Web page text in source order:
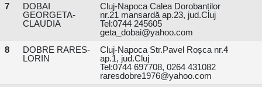
7
DOBAI
GEORGETA-
CLAUDIA
Cluj-Napoca Calea Dorobanților
nr.21 mansardă ap.23, jud.Cluj
Tel:0744 245605
geta_dobai@yahoo.com
8
DOBRE RARES-
LORIN
Cluj-Napoca Str.Pavel Roșca nr.4
ap.1, jud.Cluj
Tel:0744 697708, 0264 431082
raresdobre1976@yahoo.com